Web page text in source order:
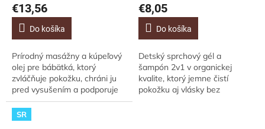
€13,56
Do košíka
Prírodný masážny a kúpeľový
olej pre bábätká, ktorý
zvláčňuje pokožku, chráni ju
pred vysušením a podporuje
pokojný spánok. Obsahuje
mandľový, olivový a ryžový olej
spolu s...
€8,05
Do košíka
Detský sprchový gél a
šampón 2v1 v organickej
kvalite, ktorý jemne čistí
pokožku aj vlásky bez
SR